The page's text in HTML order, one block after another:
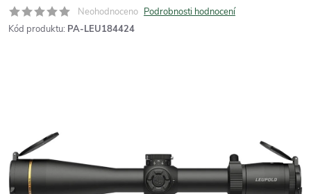
Neohodnoceno Podrobnosti hodnocení
Kód produktu: PA-LEU184424